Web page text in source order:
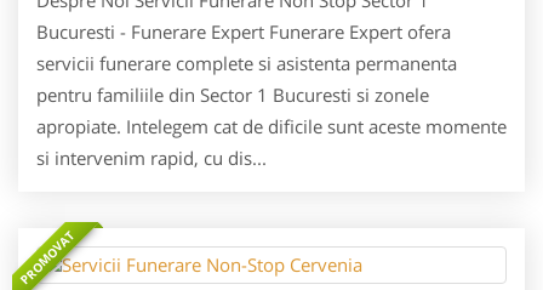
Bucuresti - Funerare Expert Funerare Expert ofera
servicii funerare complete si asistenta permanenta
pentru familiile din Sector 1 Bucuresti si zonele
apropiate. Intelegem cat de dificile sunt aceste momente
si intervenim rapid, cu dis...
PROMOVAT